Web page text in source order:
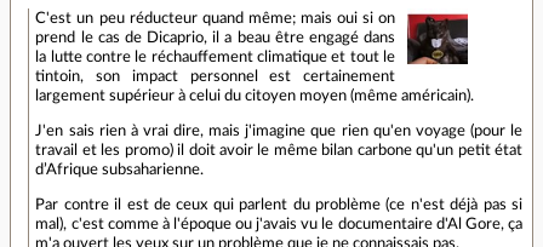
C'est un peu réducteur quand même; mais oui si on
prend le cas de Dicaprio, il a beau être engagé dans
la lutte contre le réchauffement climatique et tout le
tintoin, son impact personnel est certainement
largement supérieur à celui du citoyen moyen (même américain).
J'en sais rien à vrai dire, mais j'imagine que rien qu'en voyage (pour le
travail et les promo) il doit avoir le même bilan carbone qu'un petit état
d’Afrique subsaharienne.
Par contre il est de ceux qui parlent du problème (ce n'est déjà pas si
mal), c'est comme à l'époque ou j'avais vu le documentaire d'Al Gore, ça
m'a ouvert les yeux sur un problème que je ne connaissais pas.